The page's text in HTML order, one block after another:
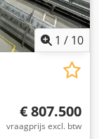
1 / 10
€ 807.500
vraagprijs excl. btw